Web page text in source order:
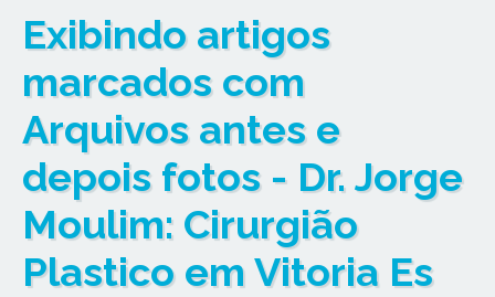
Exibindo artigos
marcados com
Arquivos antes e
depois fotos - Dr. Jorge
Moulim: Cirurgião
Plastico em Vitoria Es